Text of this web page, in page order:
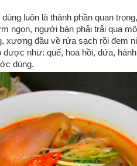
luôn là thành phần quan
ngon, người bán phải trải qua
xương đầu về rửa sạch rồi đem
dược như: quế, hoa hồi, dứa,
dùng.